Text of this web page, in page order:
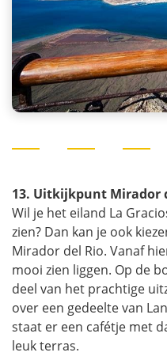
13. Uitkijkpunt Mirador
Wil je het eiland La
zien? Dan kan je ook
Mirador del Rio. Vanaf
mooi zien liggen. Op de
deel van het prachtige
over een gedeelte van
staat er een cafétje met
leuk terras.